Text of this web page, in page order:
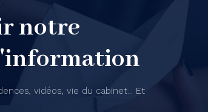
notre
vidéos, vie du cabinet... Et